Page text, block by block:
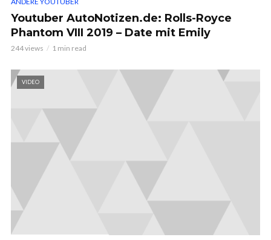
Youtuber AutoNotizen.de: Rolls-Royce
Phantom VIII 2019 – Date mit Emily
244 views 1 min read
VIDEO